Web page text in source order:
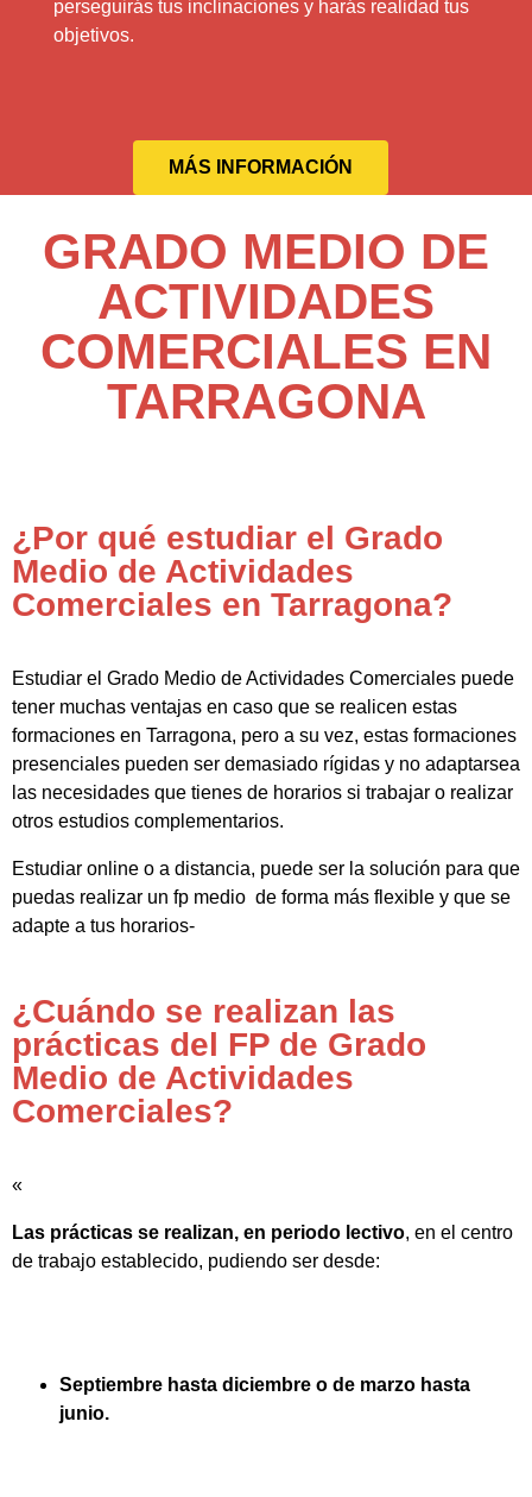
perseguirás tus inclinaciones y harás realidad tus
objetivos.
MÁS INFORMACIÓN
GRADO MEDIO DE
ACTIVIDADES
COMERCIALES EN
TARRAGONA
¿Por qué estudiar el Grado
Medio de Actividades
Comerciales en Tarragona?
Estudiar el Grado Medio de Actividades Comerciales puede
tener muchas ventajas en caso que se realicen estas
formaciones en Tarragona, pero a su vez, estas formaciones
presenciales pueden ser demasiado rígidas y no adaptarsea
las necesidades que tienes de horarios si trabajar o realizar
otros estudios complementarios.
Estudiar online o a distancia, puede ser la solución para que
puedas realizar un fp medio de forma más flexible y que se
adapte a tus horarios-
¿Cuándo se realizan las
prácticas del FP de Grado
Medio de Actividades
Comerciales?
«
Las prácticas se realizan, en periodo lectivo, en el centro
de trabajo establecido, pudiendo ser desde:
Septiembre hasta diciembre o de marzo hasta
junio.